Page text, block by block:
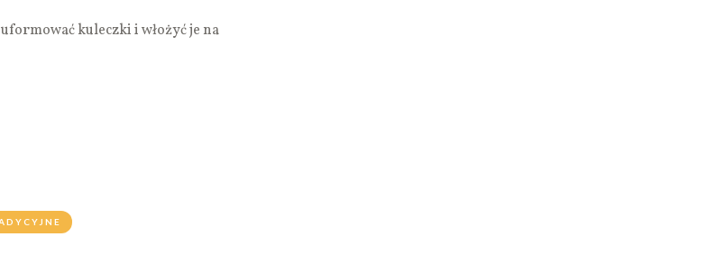
kuleczki i włożyć je na